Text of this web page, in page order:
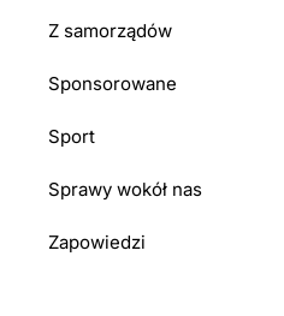
Z samorządów
Sponsorowane
Sport
Sprawy wokół nas
Zapowiedzi